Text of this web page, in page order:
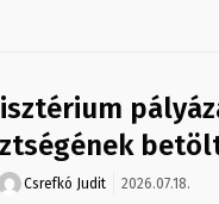
Csrefkó Judit 2026.07.18.